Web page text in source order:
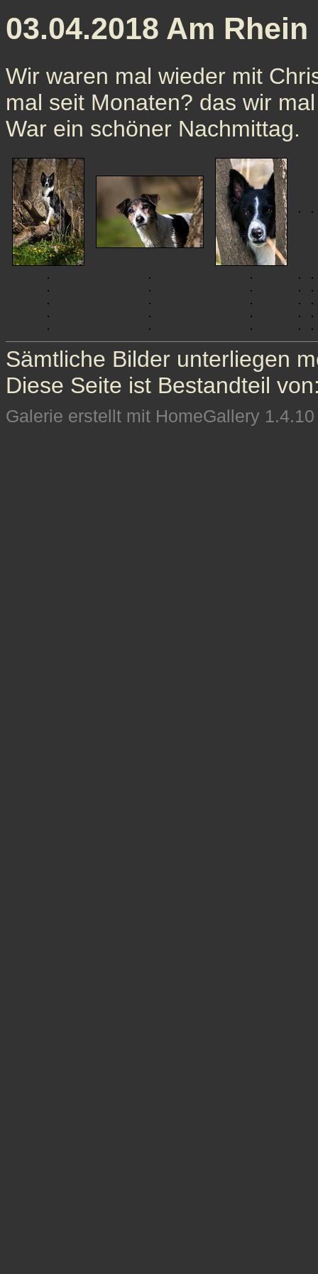
03.04.2018 Am Rhein
Wir waren mal wieder mit
mal seit Monaten? das wir
War ein schöner Nachmittag.
Sämtliche Bilder unterliegen
Diese Seite ist Bestandteil
Galerie erstellt mit HomeGallery 1.4.10